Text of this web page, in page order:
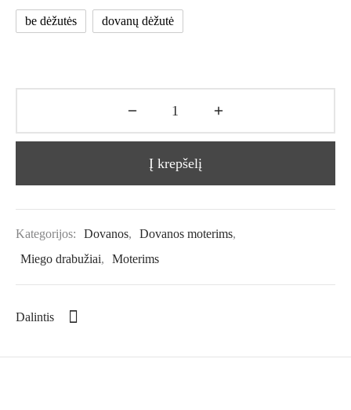
be dėžutės dovanų dėžutė
Į krepšelį
Kategorijos: Dovanos, Dovanos moterims,
Miego drabužiai, Moterims
Dalintis